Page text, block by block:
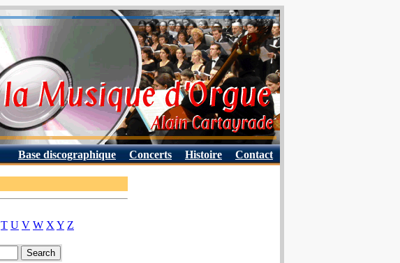
Base discographique Concerts Histoire Contact
T U V W X Y Z